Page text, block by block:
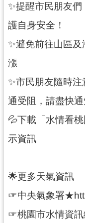
研
究
學
資
源
認
木
博
公
✨提醒市民朋友
護自身安全！
✨避免前往山區
漲
✨市民朋友隨時
通受阻，請盡快通
💦下載「水情看
示資訊
🌟更多天氣資訊
☞中央氣象署
☞桃園市水情資